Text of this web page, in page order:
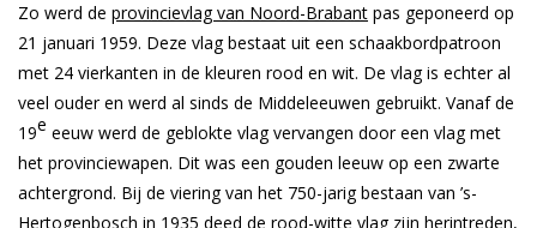
Zo werd de provincievlag van Noord-Brabant pas geponeerd op
21 januari 1959. Deze vlag bestaat uit een schaakbordpatroon
met 24 vierkanten in de kleuren rood en wit. De vlag is echter al
veel ouder en werd al sinds de Middeleeuwen gebruikt. Vanaf de
19e eeuw werd de geblokte vlag vervangen door een vlag met
het provinciewapen. Dit was een gouden leeuw op een zwarte
achtergrond. Bij de viering van het 750-jarig bestaan van ’s-
Hertogenbosch in 1935 deed de rood-witte vlag zijn herintreden,